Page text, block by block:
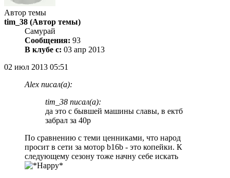
Автор темы
tim_38 (Автор темы)
Самурай
Сообщения: 93
В клубе с: 03 апр 2013
02 июл 2013 05:51
Alex писал(а):
tim_38 писал(а):
да это с бывшей машины славы, в ектб
забрал за 40р
По сравнению с теми ценниками, что народ
просит в сети за мотор b16b - это копейки. К
следующему сезону тоже начну себе искать